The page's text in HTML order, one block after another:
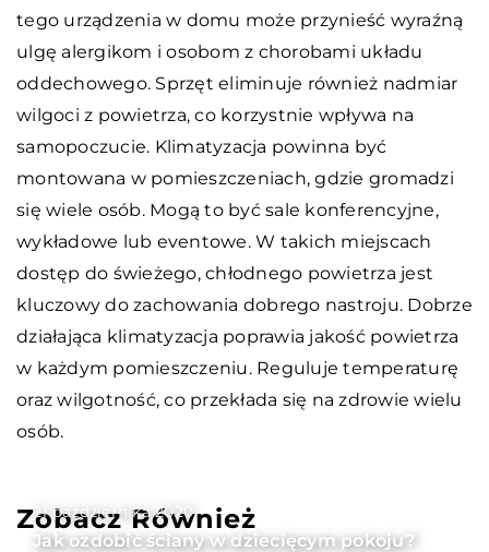
tego urządzenia w domu może przynieść wyraźną
ulgę alergikom i osobom z chorobami układu
oddechowego. Sprzęt eliminuje również nadmiar
wilgoci z powietrza, co korzystnie wpływa na
samopoczucie. Klimatyzacja powinna być
montowana w pomieszczeniach, gdzie gromadzi
się wiele osób. Mogą to być sale konferencyjne,
wykładowe lub eventowe. W takich miejscach
dostęp do świeżego, chłodnego powietrza jest
kluczowy do zachowania dobrego nastroju. Dobrze
działająca klimatyzacja poprawia jakość powietrza
w każdym pomieszczeniu. Reguluje temperaturę
oraz wilgotność, co przekłada się na zdrowie wielu
osób.
Zobacz Również
21 października 2020
Jak ozdobić ściany w dziecięcym pokoju?